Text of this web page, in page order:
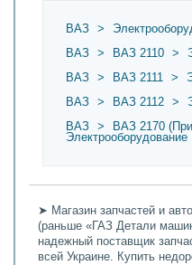
ВАЗ >
ВАЗ
> ВАЗ 2110 >
ВАЗ
> ВАЗ 2111 >
ВАЗ
> ВАЗ 2112 >
ВАЗ
> ВАЗ 2170
Электрооборудование
➤ Магазин запчастей и
(раньше «ГАЗ Детали
надежный поставщик
всей Украине. Купить